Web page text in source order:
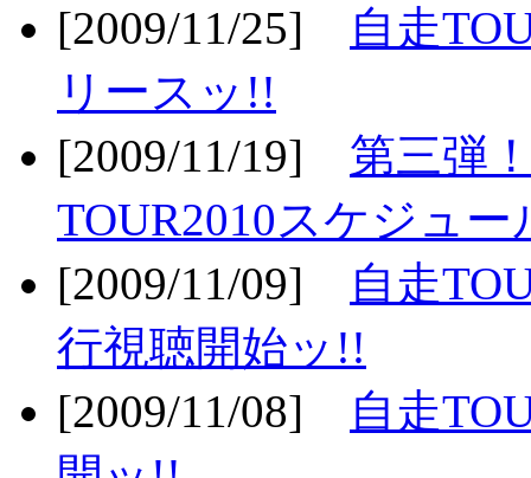
[2009/11/25]
自走
リースッ!!
[2009/11/19] 第三弾
TOUR2010スケジュー
[2009/11/09]
自走
行視聴開始ッ!!
[2009/11/08]
自走